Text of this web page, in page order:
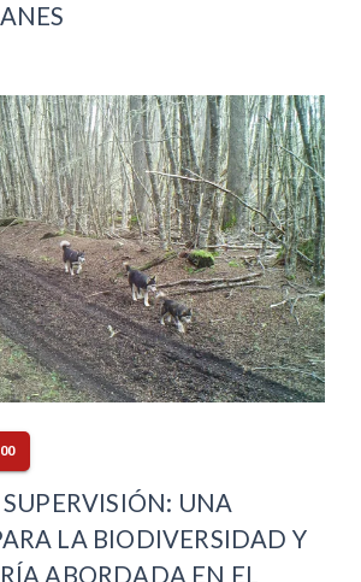
SUPERVISIÓN: UNA
LA BIODIVERSIDAD Y
ABORDADA EN EL